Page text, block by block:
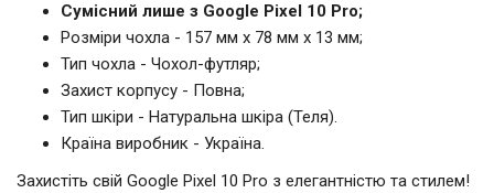
Сумісний лише з Google Pixel 10 Pro;
Розміри чохла - 157 мм x 78 мм x 13 мм;
Тип чохла - Чохол-футляр;
Захист корпусу - Повна;
Тип шкіри - Натуральна шкіра (Теля).
Країна виробник - Україна.
Захистіть свій Google Pixel 10 Pro з елегантністю та стилем!